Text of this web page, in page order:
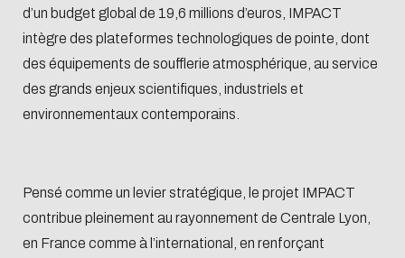
d’un budget global de 19,6 millions d’euros, IMPACT
intègre des plateformes technologiques de pointe, dont
des équipements de soufflerie atmosphérique, au service
des grands enjeux scientifiques, industriels et
environnementaux contemporains.
Pensé comme un levier stratégique, le projet IMPACT
contribue pleinement au rayonnement de Centrale Lyon,
en France comme à l’international, en renforçant